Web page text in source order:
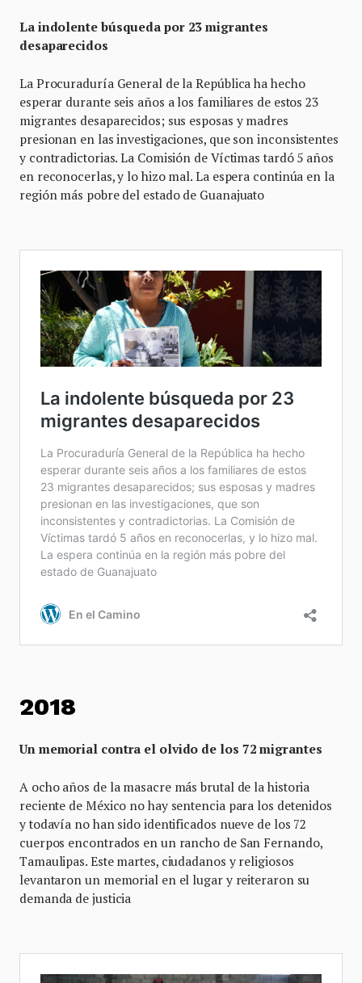
La indolente búsqueda por 23 migrantes
desaparecidos
La Procuraduría General de la República ha hecho
esperar durante seis años a los familiares de estos 23
migrantes desaparecidos; sus esposas y madres
presionan en las investigaciones, que son inconsistentes
y contradictorias. La Comisión de Víctimas tardó 5 años
en reconocerlas, y lo hizo mal. La espera continúa en la
región más pobre del estado de Guanajuato
2018
Un memorial contra el olvido de los 72 migrantes
A ocho años de la masacre más brutal de la historia
reciente de México no hay sentencia para los detenidos
y todavía no han sido identificados nueve de los 72
cuerpos encontrados en un rancho de San Fernando,
Tamaulipas. Este martes, ciudadanos y religiosos
levantaron un memorial en el lugar y reiteraron su
demanda de justicia